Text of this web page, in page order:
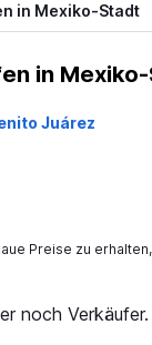
in Mexiko-Stadt
in
Juárez
Preise zu
noch Verkäufer.